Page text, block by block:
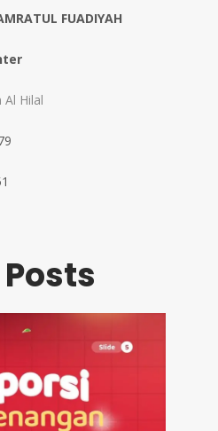
FUADIYAH
Al Hilal